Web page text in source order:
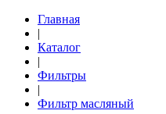
Главная
|
Каталог
|
Фильтры
|
Фильтр масляный